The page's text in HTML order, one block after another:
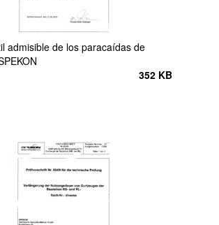
admisible de los paracaídas de
352 KB